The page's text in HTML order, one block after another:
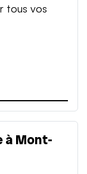
tous vos
à Mont-